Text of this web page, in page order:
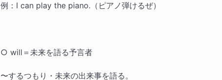
例：I can play the piano.（ピアノ弾けるぜ）
○ will＝未来を語る予言者
〜するつもり・未来の出来事を語る。